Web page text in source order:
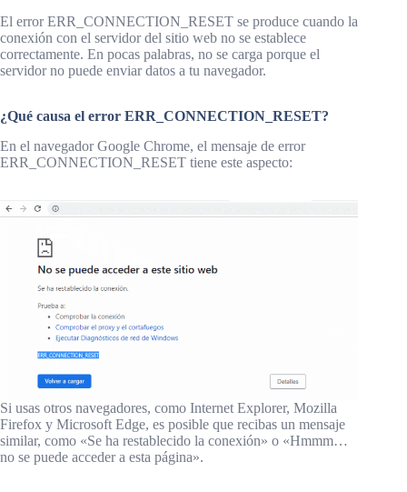
El error ERR_CONNECTION_RESET se produce cuando la
conexión con el servidor del sitio web no se establece
correctamente. En pocas palabras, no se carga porque el
servidor no puede enviar datos a tu navegador.
¿Qué causa el error ERR_CONNECTION_RESET?
En el navegador Google Chrome, el mensaje de error
ERR_CONNECTION_RESET tiene este aspecto:
Si usas otros navegadores, como Internet Explorer, Mozilla
Firefox y Microsoft Edge, es posible que recibas un mensaje
similar, como «Se ha restablecido la conexión» o «Hmmm…
no se puede acceder a esta página».